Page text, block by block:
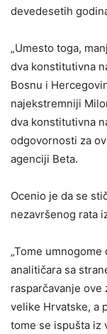
devedesetih
„Umesto toga,
dva konstitutivna
Bosnu i
najekstremniji
dva konstitutivna
odgovornosti za
agenciji Beta.
Ocenio je da se
nezavršenog rata
„Tome
analitičara sa
rasparčavanje
velike Hrvatske, a
tome se ispušta iz